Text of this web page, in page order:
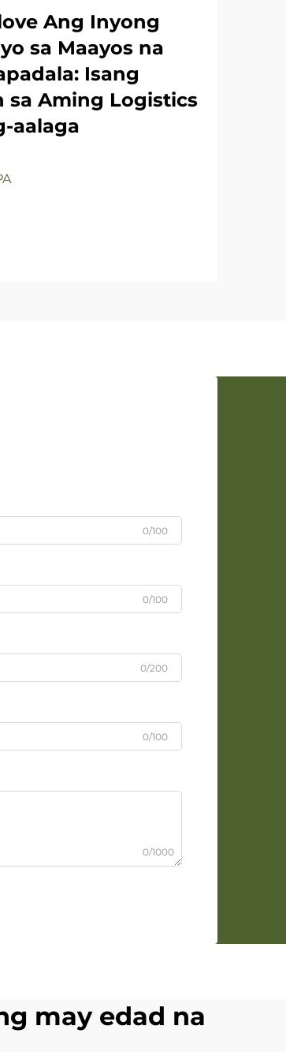
Ang Inyong
sa Maayos na
Isang
sa Aming Logistics
aalaga
0/100
0/100
0/200
0/100
0/1000
may edad na